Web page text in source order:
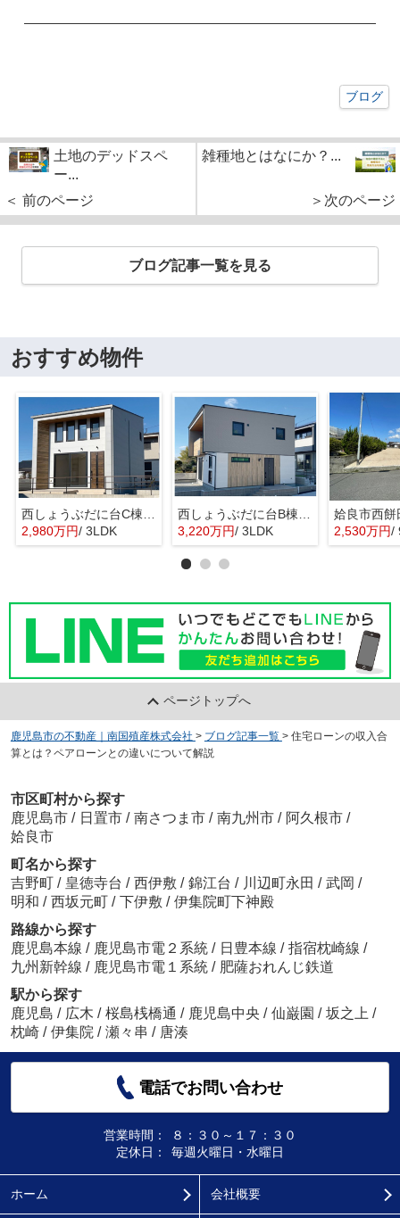
ブログ
土地のデッドスペ
ー...
＜ 前のページ
雑種地とはなにか？...
＞次のページ
ブログ記事一覧を見る
おすすめ物件
2,980万円/ 3LDK
3,220万円/ 3LDK
姶良市西
2,530万円/
ページトップへ
鹿児島市の不動産｜南国殖産株式会社 > ブログ記事一覧 > 住宅ローンの収入合
算とは？ペアローンとの違いについて解説
市区町村から探す
鹿児島市 / 日置市 / 南さつま市 / 南九州市 / 阿久根市 /
姶良市
町名から探す
吉野町 / 皇徳寺台 / 西伊敷 / 錦江台 / 川辺町永田 / 武岡 /
明和 / 西坂元町 / 下伊敷 / 伊集院町下神殿
路線から探す
鹿児島本線 / 鹿児島市電２系統 / 日豊本線 / 指宿枕崎線 /
九州新幹線 / 鹿児島市電１系統 / 肥薩おれんじ鉄道
駅から探す
鹿児島 / 広木 / 桜島桟橋通 / 鹿児島中央 / 仙巌園 / 坂之上 /
枕崎 / 伊集院 / 瀬々串 / 唐湊
電話でお問い合わせ
営業時間：
８：３０～１７：３０
定休日：
毎週火曜日・水曜日
ホーム 会社概要